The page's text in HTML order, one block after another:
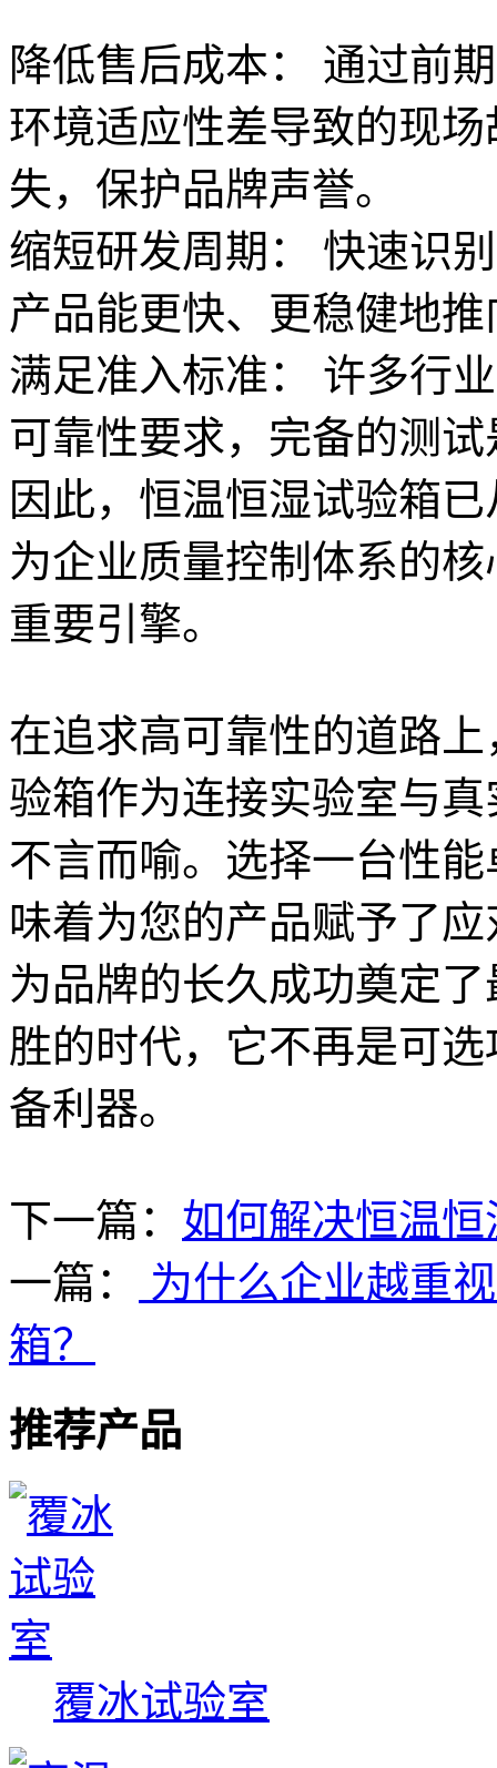
降低售后成本： 通过前
环境适应性差导致的现
失，保护品牌声誉。
缩短研发周期： 快速识
产品能更快、更稳健地
满足准入标准： 许多行
可靠性要求，完备的测
因此，恒温恒湿试验箱
为企业质量控制体系的
重要引擎。
在追求高可靠性的道路
验箱作为连接实验室与
不言而喻。选择一台性
味着为您的产品赋予了
为品牌的长久成功奠定
胜的时代，它不再是可
备利器。
下一篇： 如何解决恒温
一篇：
为什么企业越重
箱？
推荐产品
覆冰试验室